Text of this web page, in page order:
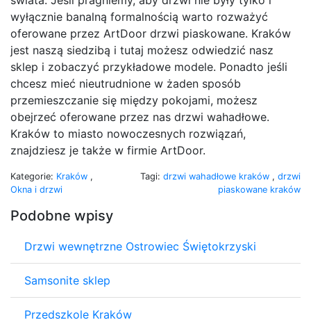
wyłącznie banalną formalnością warto rozważyć
oferowane przez ArtDoor drzwi piaskowane. Kraków
jest naszą siedzibą i tutaj możesz odwiedzić nasz
sklep i zobaczyć przykładowe modele. Ponadto jeśli
chcesz mieć nieutrudnione w żaden sposób
przemieszczanie się między pokojami, możesz
obejrzeć oferowane przez nas drzwi wahadłowe.
Kraków to miasto nowoczesnych rozwiązań,
znajdziesz je także w firmie ArtDoor.
Kategorie: Kraków ,
Okna i drzwi
Tagi: drzwi wahadłowe kraków , drzwi
piaskowane kraków
Podobne wpisy
Drzwi wewnętrzne Ostrowiec Świętokrzyski
Samsonite sklep
Przedszkole Kraków